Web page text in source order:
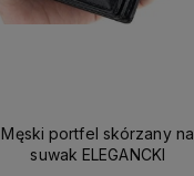
Męski portfel skórzany na
suwak ELEGANCKI